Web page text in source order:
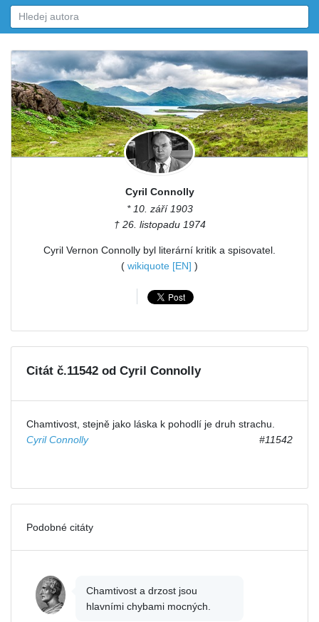
Cyril Connolly
* 10. září 1903
† 26. listopadu 1974
Cyril Vernon Connolly byl literární kritik a spisovatel.
( wikiquote [EN] )
Citát č.11542 od Cyril Connolly
Chamtivost, stejně jako láska k pohodlí je druh strachu.
Cyril Connolly
#11542
Podobné citáty
Chamtivost a drzost jsou
hlavními chybami mocných.